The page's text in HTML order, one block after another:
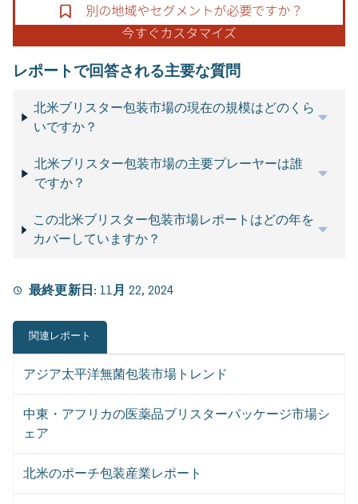
レポートで回答される主要な質問
北米ブリスター包装市場の現在の規模はどのくら
いですか？
北米ブリスター包装市場の主要プレーヤーは誰
ですか？
この北米ブリスター包装市場レポートはどの年を
カバーしていますか？
最終更新日: 11月 22, 2024
関連レポート
アジア太平洋無菌包装市場トレンド
中東・アフリカの医薬品ブリスターパッケージ市場シ
ェア
北米のポーチ包装産業レポート